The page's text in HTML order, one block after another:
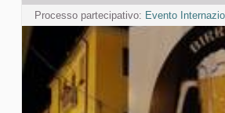
Processo partecipativo: